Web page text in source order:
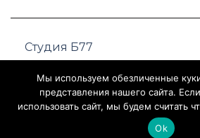
Студия Б77
Мы используем обезличенные
представления нашего сайта.
использовать сайт, мы будем считать
Ok